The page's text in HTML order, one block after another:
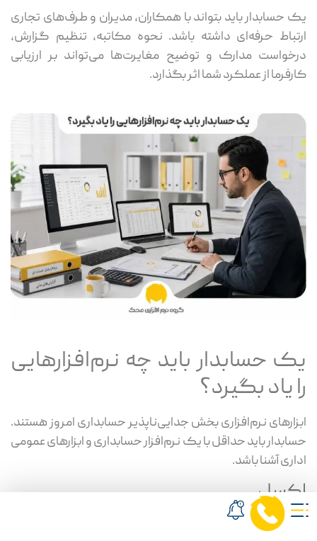
یک حسابدار باید بتواند با همکاران، مدیران و طرف‌های تجاری
ارتباط حرفه‌ای داشته باشد. نحوه مکاتبه، تنظیم گزارش،
درخواست مدارک و توضیح مغایرت‌ها می‌تواند بر ارزیابی
کارفرما از عملکرد شما اثر بگذارد.
یک حسابدار باید چه نرم‌افزارهایی
را یاد بگیرد؟
ابزارهای نرم‌افزاری بخش جدایی‌ناپذیر حسابداری امروز هستند.
حسابدار باید حداقل با یک نرم‌افزار حسابداری و ابزارهای عمومی
اداری آشنا باشد.
اکسل
اکسل برای مرتب‌سازی اطلاعات، کنترل حساب‌ها،